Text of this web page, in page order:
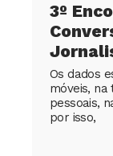
3º
Os dados
móveis, na
pessoais,
por isso,